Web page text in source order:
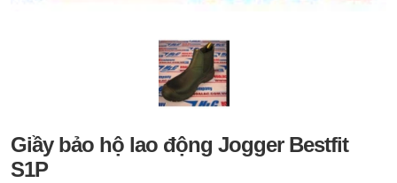
Giầy bảo hộ lao động Jogger Bestfit
S1P